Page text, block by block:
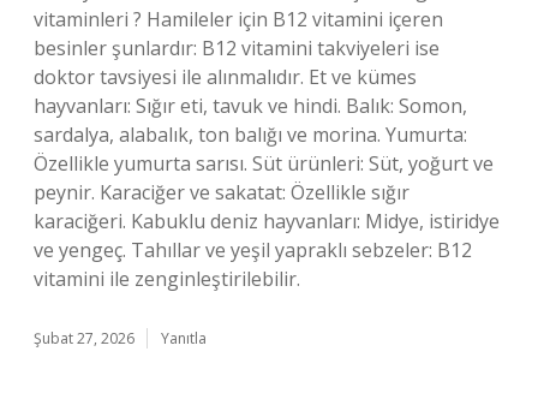
vitaminleri ? Hamileler için B12 vitamini içeren
besinler şunlardır: B12 vitamini takviyeleri ise
doktor tavsiyesi ile alınmalıdır. Et ve kümes
hayvanları: Sığır eti, tavuk ve hindi. Balık: Somon,
sardalya, alabalık, ton balığı ve morina. Yumurta:
Özellikle yumurta sarısı. Süt ürünleri: Süt, yoğurt ve
peynir. Karaciğer ve sakatat: Özellikle sığır
karaciğeri. Kabuklu deniz hayvanları: Midye, istiridye
ve yengeç. Tahıllar ve yeşil yapraklı sebzeler: B12
vitamini ile zenginleştirilebilir.
Şubat 27, 2026 Yanıtla